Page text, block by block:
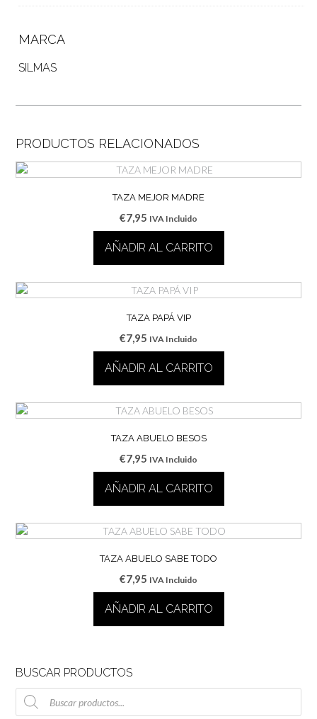
MARCA
SILMAS
PRODUCTOS RELACIONADOS
TAZA MEJOR MADRE
€7,95 IVA Incluido
AÑADIR AL CARRITO
TAZA PAPÁ VIP
€7,95 IVA Incluido
AÑADIR AL CARRITO
TAZA ABUELO BESOS
€7,95 IVA Incluido
AÑADIR AL CARRITO
TAZA ABUELO SABE TODO
€7,95 IVA Incluido
AÑADIR AL CARRITO
BUSCAR PRODUCTOS
Búsqueda
de
productos